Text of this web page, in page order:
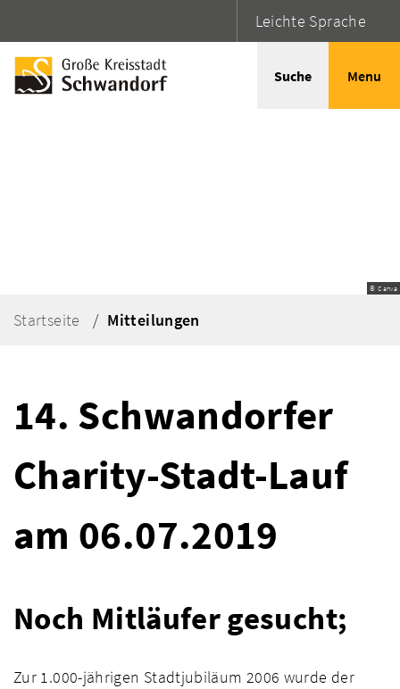
Leichte Sprache
Suche Menu
© Canva
Startseite Mitteilungen
14. Schwandorfer
Charity-Stadt-Lauf
am 06.07.2019
Noch Mitläufer gesucht;
Zur 1.000-jährigen Stadtjubiläum 2006 wurde der